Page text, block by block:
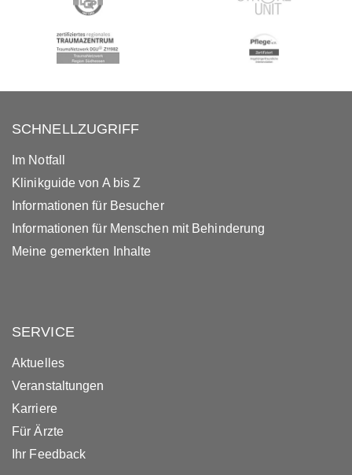
SCHNELLZUGRIFF
Im Notfall
Klinikguide von A bis Z
Informationen für Besucher
Informationen für Menschen mit Behinderung
Meine gemerkten Inhalte
SERVICE
Aktuelles
Veranstaltungen
Karriere
Für Ärzte
Ihr Feedback